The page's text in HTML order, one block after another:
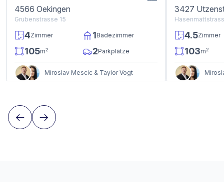
4566 Oekingen
Grubenstrasse 15
4Zimmer 1Badezimmer
105m2 2Parkplätze
Miroslav Mescic & Taylor Vogt
3427
4.5Zimmer
103m2